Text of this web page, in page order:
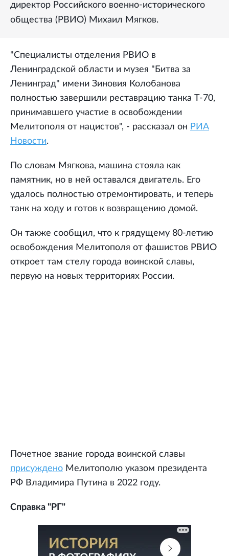
директор Российского военно-исторического
общества (РВИО) Михаил Мягков.
"Специалисты отделения РВИО в
Ленинградской области и музея "Битва за
Ленинград" имени Зиновия Колобанова
полностью завершили реставрацию танка Т-70,
принимавшего участие в освобождении
Мелитополя от нацистов", - рассказал он РИА
Новости.
По словам Мягкова, машина стояла как
памятник, но в ней оставался двигатель. Его
удалось полностью отремонтировать, и теперь
танк на ходу и готов к возвращению домой.
Он также сообщил, что к грядущему 80-летию
освобождения Мелитополя от фашистов РВИО
откроет там стелу города воинской славы,
первую на новых территориях России.
Почетное звание города воинской славы
присуждено Мелитополю указом президента
РФ Владимира Путина в 2022 году.
Справка "РГ"